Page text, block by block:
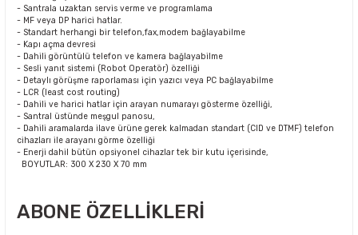
- Santrala uzaktan servis verme ve programlama
- MF veya DP harici hatlar.
- Standart herhangi bir telefon,fax,modem bağlayabilme
- Kapı açma devresi
- Dahili görüntülü telefon ve kamera bağlayabilme
- Sesli yanıt sistemi (Robot Operatör) özelliği
- Detaylı görüşme raporlaması için yazıcı veya PC bağlayabilme
- LCR (least cost routing)
- Dahili ve harici hatlar için arayan numarayı gösterme özelliği,
- Santral üstünde meşgul panosu,
- Dahili aramalarda ilave ürüne gerek kalmadan standart (CID ve DTMF) telefon
cihazları ile arayanı görme özelliği
- Enerji dahil bütün opsiyonel cihazlar tek bir kutu içerisinde,
BOYUTLAR: 300 X 230 X 70 mm
ABONE ÖZELLİKLERİ